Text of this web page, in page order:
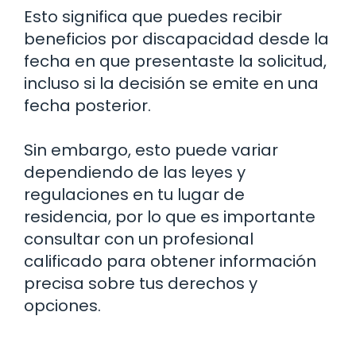
Esto significa que puedes recibir
beneficios por discapacidad desde la
fecha en que presentaste la solicitud,
incluso si la decisión se emite en una
fecha posterior.
Sin embargo, esto puede variar
dependiendo de las leyes y
regulaciones en tu lugar de
residencia, por lo que es importante
consultar con un profesional
calificado para obtener información
precisa sobre tus derechos y
opciones.